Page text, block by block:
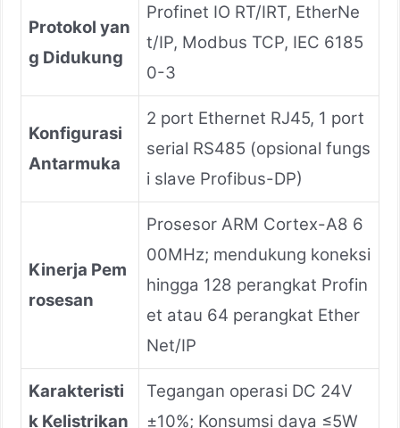
Protokol yan
g Didukung
Profinet IO RT/IRT, EtherNe
t/IP, Modbus TCP, IEC 6185
0-3
Konfigurasi
Antarmuka
2 port Ethernet RJ45, 1 port
serial RS485 (opsional fungs
i slave Profibus-DP)
Kinerja Pem
rosesan
Prosesor ARM Cortex-A8 6
00MHz; mendukung koneksi
hingga 128 perangkat Profin
et atau 64 perangkat Ether
Net/IP
Karakteristi
k Kelistrikan
Tegangan operasi DC 24V
±10%; Konsumsi daya ≤5W